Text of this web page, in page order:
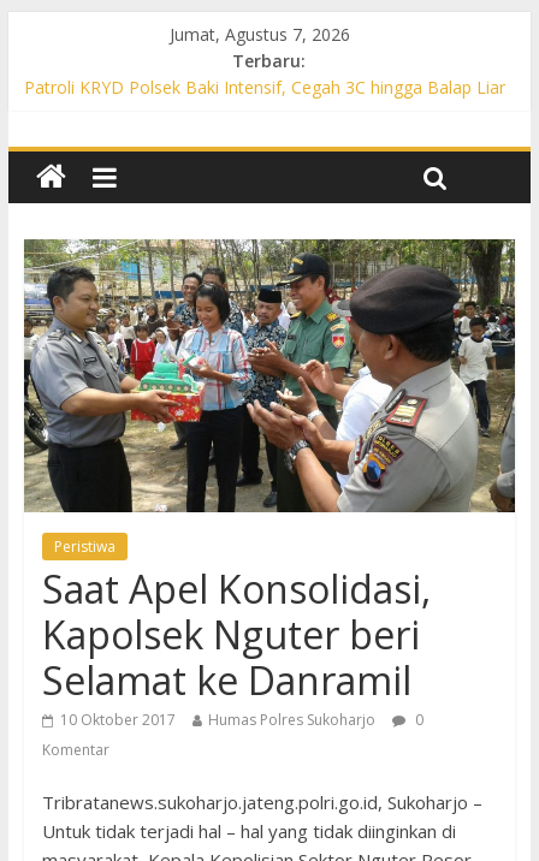
Jumat, Agustus 7, 2026
Terbaru:
Patroli KRYD Polsek Baki Intensif, Cegah 3C hingga Balap Liar
Permukiman, Warga Diajak Aktif Jaga Kamtibmas
Patroli Cegah Karhutla, Polsek Weru Sisir Lahan Kering dan
Patroli Blue Light KRYD Polsek Bendosari Sasar Objek Vital,
Polisi Ajak Warga Waspada dan Cegah Karhutla
Patroli Blue Light KRYD Polsek Kartasura Sasar Titik Rawan,
Cegah Kejahatan 3C
Peristiwa
Saat Apel Konsolidasi,
Kapolsek Nguter beri
Selamat ke Danramil
10 Oktober 2017 Humas Polres Sukoharjo
0
Komentar
Tribratanews.sukoharjo.jateng.polri.go.id, Sukoharjo –
Untuk tidak terjadi hal – hal yang tidak diinginkan di